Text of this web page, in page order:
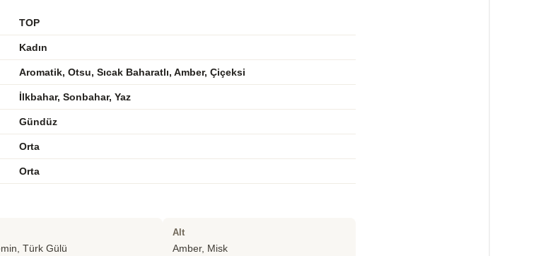
TOP
Kadın
Aromatik, Otsu, Sıcak Baharatlı, Amber, Çiçeksi
İlkbahar, Sonbahar, Yaz
Gündüz
Orta
Orta
Türk Gülü
Alt
Amber, Misk